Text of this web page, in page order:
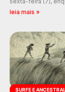
de Janeiro também
km/h em Itanhaém.
leia mais »
SURFE E